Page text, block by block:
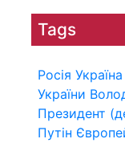
Tags
Росія Україна
України
Президент
Путін